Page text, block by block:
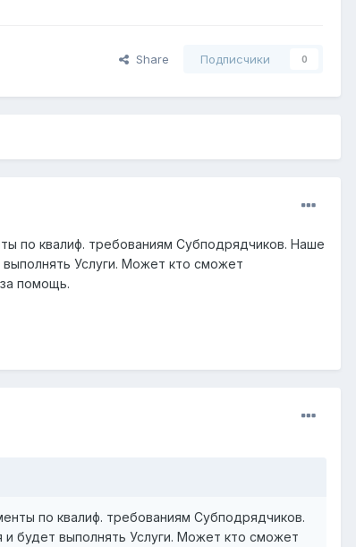
Share Подписчики 0
по квалиф. требованиям Субподрядчиков. Наше
Услуги. Может кто сможет
помощь.
по квалиф. требованиям Субподрядчиков.
будет выполнять Услуги. Может кто сможет